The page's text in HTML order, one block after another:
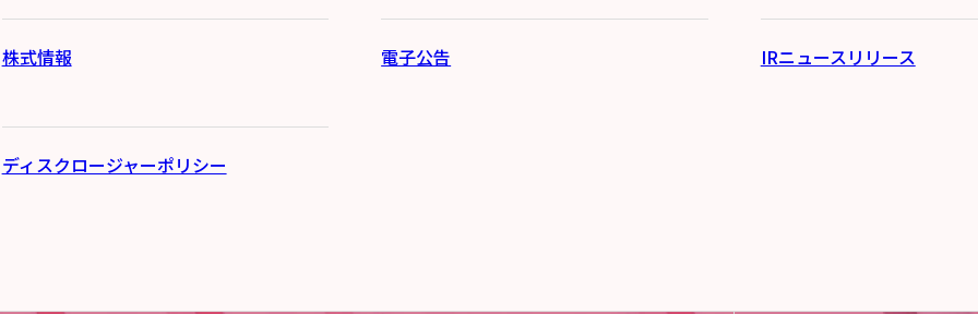
株式情報 電子公告 IRニュースリリース
ディスクロージャーポリシー